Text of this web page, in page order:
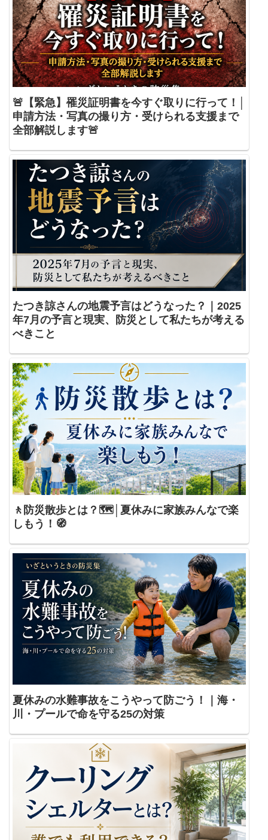
🚨【緊急】罹災証明書を今すぐ取りに行って！│
申請方法・写真の撮り方・受けられる支援まで
全部解説します🚨
たつき諒さんの地震予言はどうなった？｜2025
年7月の予言と現実、防災として私たちが考える
べきこと
🚶防災散歩とは？🗺️│夏休みに家族みんなで楽
しもう！🧭
夏休みの水難事故をこうやって防ごう！｜海・
川・プールで命を守る25の対策